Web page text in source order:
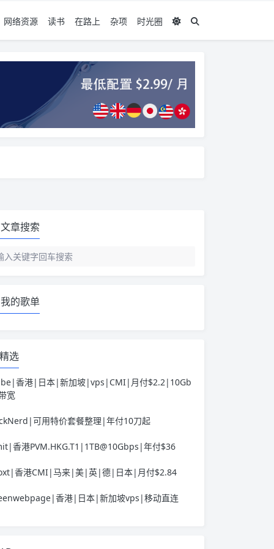
网络资源 读书 在路上 杂项 时光圈
文章搜索
我的歌单
精选
香港|日本|新加坡|vps|CMI|月付$2.2|10Gb
宽
可用特价套餐整理|年付10刀起
香港PVM.HKG.T1|1TB@10Gbps|年付$36
香港CMI|马来|美|英|德|日本|月付$2.84
香港|日本|新加坡vps|移动直连